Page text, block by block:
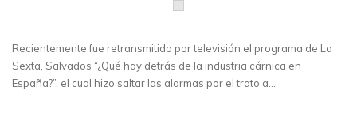
Recientemente fue retransmitido por televisión el programa de La
Sexta, Salvados “¿Qué hay detrás de la industria cárnica en
España?”, el cual hizo saltar las alarmas por el trato a…